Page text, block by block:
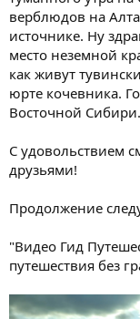
верблюдов на
источнике. Ну
место неземной
как живут
юрте кочевника.
Восточной Сибири.
С удовольствием
друзьями!
Продолжение
"Видео Гид
путешествия без